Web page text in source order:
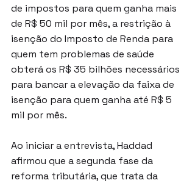
de impostos para quem ganha mais
de R$ 50 mil por mês, a restrição à
isenção do Imposto de Renda para
quem tem problemas de saúde
obterá os R$ 35 bilhões necessários
para bancar a elevação da faixa de
isenção para quem ganha até R$ 5
mil por mês.
Ao iniciar a entrevista, Haddad
afirmou que a segunda fase da
reforma tributária, que trata da